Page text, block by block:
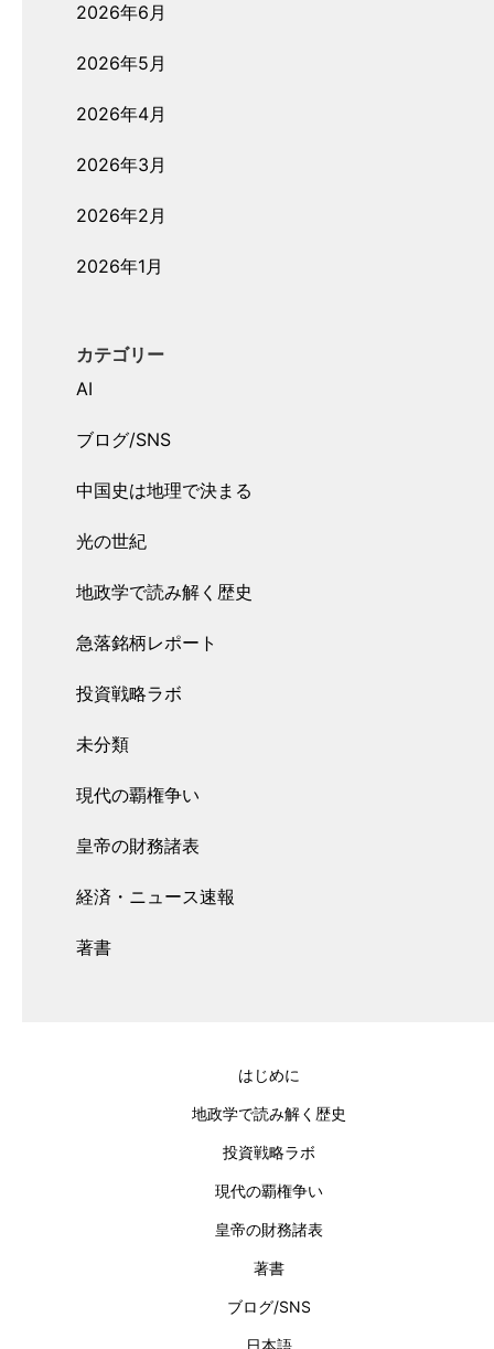
2026年6月
2026年5月
2026年4月
2026年3月
2026年2月
2026年1月
カテゴリー
AI
ブログ/SNS
中国史は地理で決まる
光の世紀
地政学で読み解く歴史
急落銘柄レポート
投資戦略ラボ
未分類
現代の覇権争い
皇帝の財務諸表
経済・ニュース速報
著書
はじめに
地政学で読み解く歴史
投資戦略ラボ
現代の覇権争い
皇帝の財務諸表
著書
ブログ/SNS